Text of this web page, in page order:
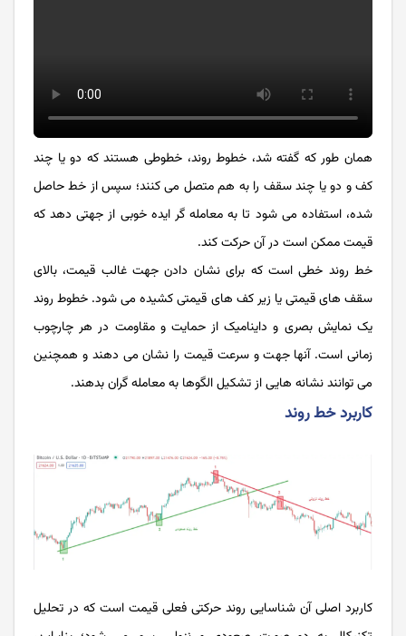
همان طور که گفته شد، خطوط روند، خطوطی هستند که دو یا چند
کف و دو یا چند سقف را به هم متصل می‌‌‌‌‌‌‌‌‌‌‌‌ کنند؛ سپس از خط حاصل
شده، استفاده می شود تا به معامله گر ایده خوبی از جهتی دهد که
قیمت ممکن است در آن حرکت کند.
خط روند خطی است که برای نشان دادن جهت غالب قیمت، بالای
سقف های قیمتی یا زیر کف های قیمتی کشیده می ‌شود. خطوط روند
یک نمایش بصری و داینامیک از حمایت و مقاومت در هر چارچوب
زمانی است. آنها جهت و سرعت قیمت را نشان می دهند و همچنین
می توانند نشانه هایی از تشکیل الگوها به معامله گران بدهند.
کاربرد خط روند
کاربرد اصلی آن شناسایی روند حرکتی فعلی قیمت است که در تحلیل